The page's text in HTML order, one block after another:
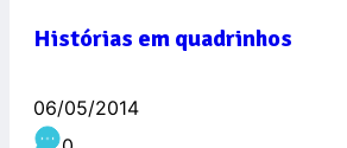
Histórias em quadrinhos
06/05/2014